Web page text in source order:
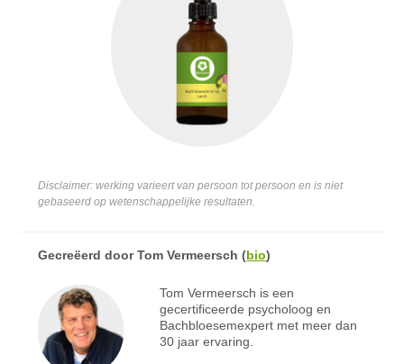
Disclaimer: werking varieert van persoon tot persoon en is niet
gebaseerd op wetenschappelijke resultaten.
Gecreëerd doorTom Vermeersch (bio)
Tom Vermeersch is een
gecertificeerde psycholoog en
Bachbloesemexpert met meer dan
30 jaar ervaring.